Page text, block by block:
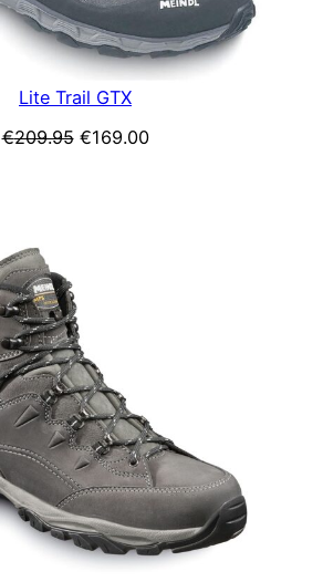
Lite Trail GTX
€209.95 Oorspronkelijke
€169.00Huidige